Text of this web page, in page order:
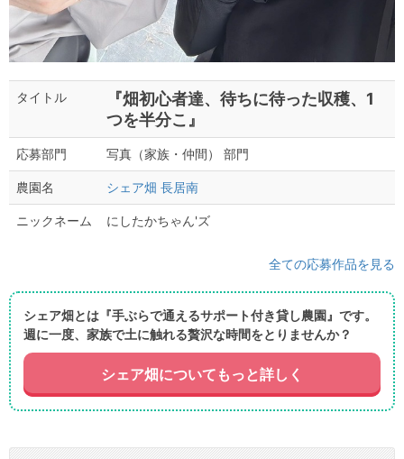
タイトル 『畑初心者達、待ちに待った収穫、1
つを半分こ』
応募部門 写真（家族・仲間） 部門
農園名 シェア畑 長居南
ニックネーム にしたかちゃん'ズ
全ての応募作品を見る
シェア畑とは『手ぶらで通えるサポート付き貸し農園』です。
週に一度、家族で土に触れる贅沢な時間をとりませんか？
シェア畑についてもっと詳しく